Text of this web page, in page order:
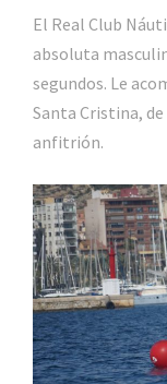
El Real Club
absoluta
segundos. Le
Santa Cristina,
anfitrión.